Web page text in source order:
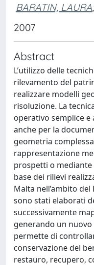
BARATIN, LAURA;
2007
Abstract
L’utilizzo delle
rilevamento del
realizzare modelli
risoluzione. La
operativo semplice
anche per la
geometria
rappresentazione
prospetti o
base dei rilievi
Malta nell’ambito del
sono stati elaborati
successivamente
generando un
permette di
conservazione del
restauro, recupero,